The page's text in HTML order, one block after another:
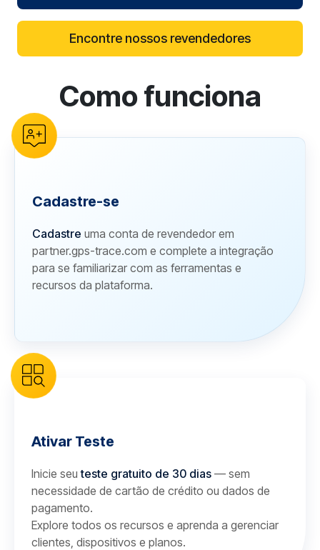
Encontre nossos revendedores
reCAPTCHA verification
Como funciona
Cadastre-se
Cadastre uma conta de revendedor em
partner.gps-trace.com e complete a integração
para se familiarizar com as ferramentas e
recursos da plataforma.
Ativar Teste
Inicie seuteste gratuito de 30 dias — sem
necessidade de cartão de crédito ou dados de
pagamento.
Explore todos os recursos e aprenda a gerenciar
clientes, dispositivos e planos.